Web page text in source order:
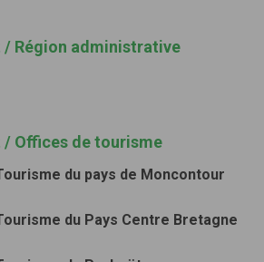
/ Région administrative
/ Offices de tourisme
du pays de Moncontour
du Pays Centre Bretagne